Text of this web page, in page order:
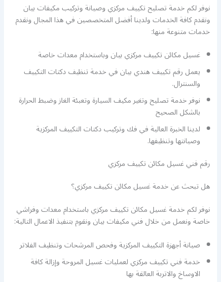
نوفر لكم خدمة تصليح تكييف مركزي وصيانة وتركيب مكيفات بيان
ونقدم كافة الخدمات ولدينا أفضل المتخصصين في هذا المجال ونقدم
خدمات متنوعة منها:
غسيل مكائن تكييف مركزي بيان وباستخدام معدات خاصة
يعمل رقم تكييف هندي بيان في خدمة تنظيف دكتات التكييف
والسنترال.
نوفر خدمة تصليح وتغير مكيف السيارة وتعبئة الغاز وضبط الحرارة
بالشكل الصحيح
لدينا الخبرة العالية في فك وتركيب دكتات التكييف المركزية
وصيانتها وتنظيفها.
رقم فني غسيل مكائن تكييف مركزي
هل تبحث عن خدمة غسيل مكائن تكييف مركزي؟
نوفر لكم خدمة غسيل مكائن تكييف مركزي باستخدام معدات وفراشي
خاصة ونعمل من خلال فني مكيفات بيان ونقوم بتنفيذ الاعمال التالية:
صيانة أجهزة التكييف المركزية وفحص المرشحات وتنظيف الفلاتر
خدمة فني تكييف مركزي لعمليات غسيل المروحة وإزالة كافة
الاوساخ والاتربة العالقة بها